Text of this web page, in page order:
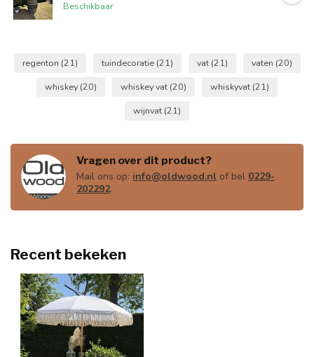
Beschikbaar
regenton (21) tuindecoratie (21) vat (21) vaten (20)
whiskey (20) whiskey vat (20) whiskyvat (21)
wijnvat (21)
Vragen over dit product?
Mail ons op: info@oldwood.nl of bel 0229-
202292.
Recent bekeken